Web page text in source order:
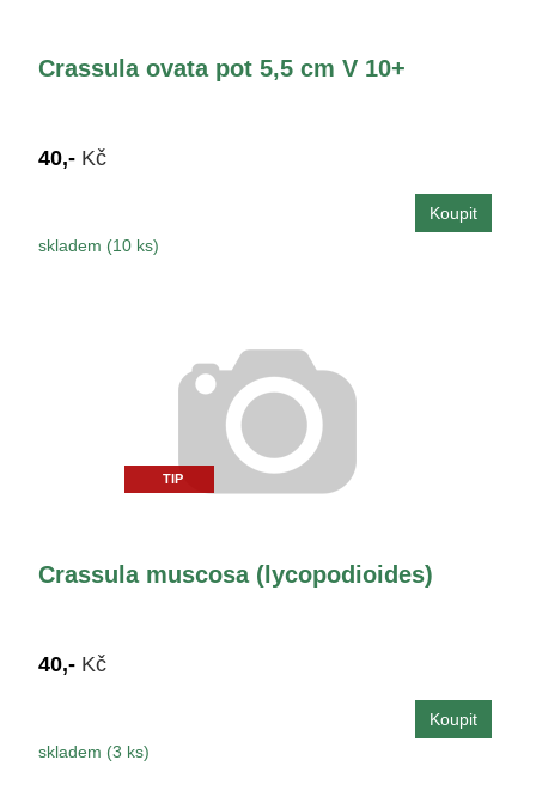
Crassula ovata pot 5,5 cm V 10+
40,- Kč
skladem (10 ks)
TIP
Crassula muscosa (lycopodioides)
40,- Kč
skladem (3 ks)